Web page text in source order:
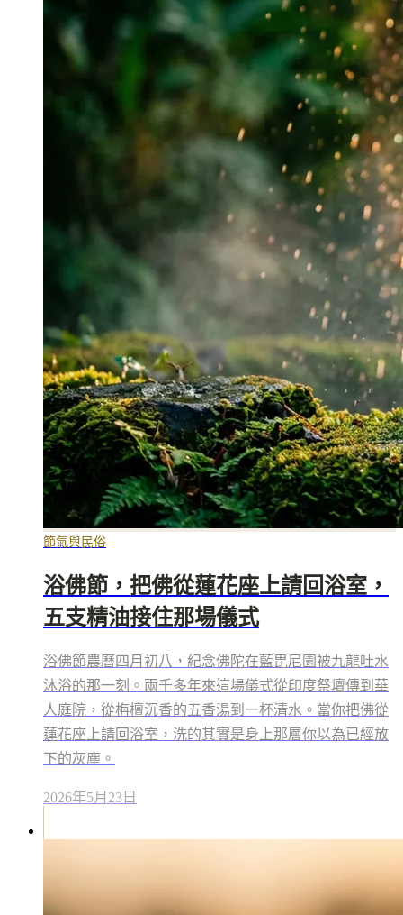
節氣與民俗
浴佛節，把佛從蓮花座上請回浴室，
五支精油接住那場儀式
浴佛節農曆四月初八，紀念佛陀在藍毘尼園被九龍吐水
沐浴的那一刻。兩千多年來這場儀式從印度祭壇傳到華
人庭院，從栴檀沉香的五香湯到一杯清水。當你把佛從
蓮花座上請回浴室，洗的其實是身上那層你以為已經放
下的灰塵。
2026年5月23日